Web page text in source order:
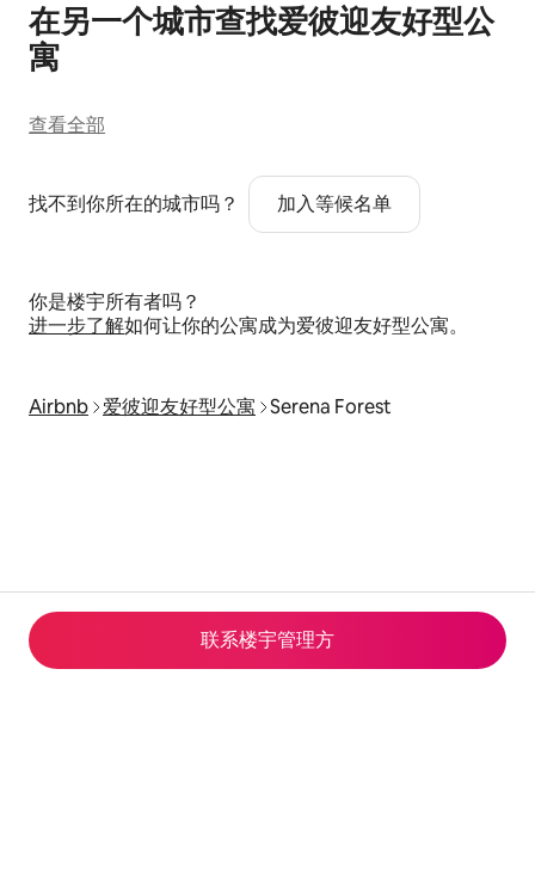
联系楼宇管理方
在另一个城市查找爱彼迎友好型公
寓
查看全部
找不到你所在的城市吗？ 加入等候名单
你是楼宇所有者吗？
进一步了解如何让你的公寓成为爱彼迎友好型公寓。
Airbnb 爱彼迎友好型公寓 Serena Forest